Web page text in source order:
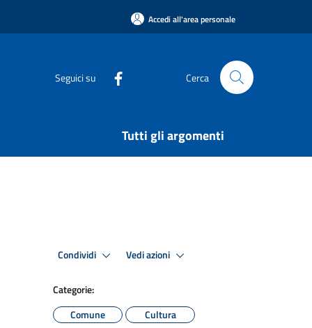
Accedi all'area personale
Seguici su Cerca
Tutti gli argomenti
Condividi Vedi azioni
Categorie:
Comune
Cultura